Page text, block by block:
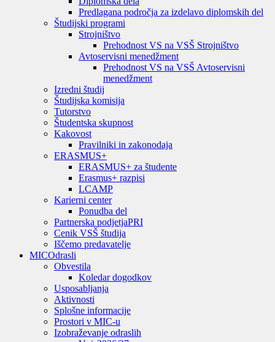
Predlagana področja za izdelavo diplomskih del
Študijski programi
Strojništvo
Prehodnost VS na VSŠ Strojništvo
Avtoservisni menedžment
Prehodnost VS na VSŠ Avtoservisni
menedžment
Izredni študij
Študijska komisija
Tutorstvo
Študentska skupnost
Kakovost
Pravilniki in zakonodaja
ERASMUS+
ERASMUS+ za študente
Erasmus+ razpisi
LCAMP
Karierni center
Ponudba del
Partnerska podjetjaPRI
Cenik VSŠ študija
Iščemo predavatelje
MICOdrasli
Obvestila
Koledar dogodkov
Usposabljanja
Aktivnosti
Splošne informacije
Prostori v MIC-u
Izobraževanje odraslih